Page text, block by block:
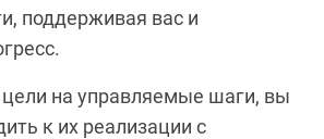
поддерживая вас и
на управляемые шаги, вы
к их реализации с